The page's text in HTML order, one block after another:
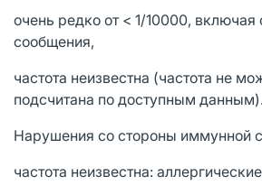
очень редко от < 1/10000, включая
сообщения,
частота неизвестна (частота не
подсчитана по доступным данным).
Нарушения со стороны иммунной
частота неизвестна: